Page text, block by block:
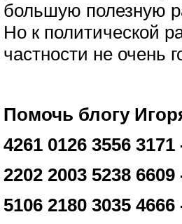
большую полезную
Но к политической
частности не очень
Помочь блогу
4261 0126 3556
2202 2003 5238
5106 2180 3035